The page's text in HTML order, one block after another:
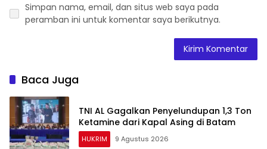
Simpan nama, email, dan situs web saya pada
peramban ini untuk komentar saya berikutnya.
Baca Juga
TNI AL Gagalkan Penyelundupan 1,3 Ton
Ketamine dari Kapal Asing di Batam
HUKRIM 9 Agustus 2026